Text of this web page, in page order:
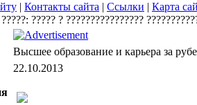
| Контакты сайта | Ссылки | Карта
Высшее образование и карьера за
22.10.2013